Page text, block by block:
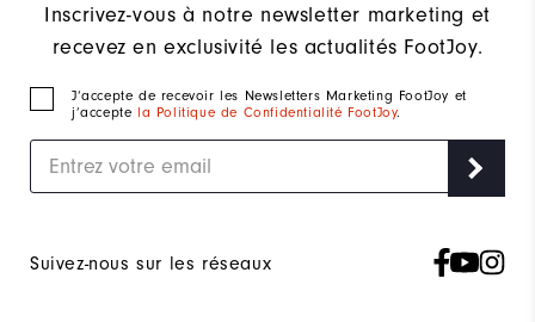
Inscrivez-vous à notre newsletter marketing et
recevez en exclusivité les actualités FootJoy.
J‘accepte de recevoir les Newsletters Marketing FootJoy et
j’accepte la Politique de Confidentialité FootJoy.
Suivez-nous sur les réseaux